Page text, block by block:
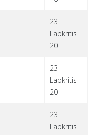
23
Lapkritis
20
23
Lapkritis
20
23
Lapkritis